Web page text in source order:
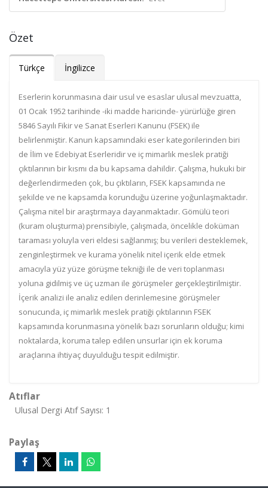
Özet
Türkçe İngilizce
Eserlerin korunmasına dair usul ve esaslar ulusal mevzuatta,
01 Ocak 1952 tarihinde -iki madde haricinde- yürürlüğe giren
5846 Sayılı Fikir ve Sanat Eserleri Kanunu (FSEK) ile
belirlenmiştir. Kanun kapsamındaki eser kategorilerinden biri
de İlim ve Edebiyat Eserleridir ve iç mimarlık meslek pratiği
çıktılarının bir kısmı da bu kapsama dahildir. Çalışma, hukuki bir
değerlendirmeden çok, bu çıktıların, FSEK kapsamında ne
şekilde ve ne kapsamda korunduğu üzerine yoğunlaşmaktadır.
Çalışma nitel bir araştırmaya dayanmaktadır. Gömülü teori
(kuram oluşturma) prensibiyle, çalışmada, öncelikle doküman
taraması yoluyla veri eldesi sağlanmış; bu verileri desteklemek,
zenginleştirmek ve kurama yönelik nitel içerik elde etmek
amacıyla yüz yüze görüşme tekniği ile de veri toplanması
yoluna gidilmiş ve üç uzman ile görüşmeler gerçekleştirilmiştir.
İçerik analizi ile analiz edilen derinlemesine görüşmeler
sonucunda, iç mimarlık meslek pratiği çıktılarının FSEK
kapsamında korunmasına yönelik bazı sorunların olduğu; kimi
noktalarda, koruma talep edilen unsurlar için ek koruma
araçlarına ihtiyaç duyulduğu tespit edilmiştir.
Atıflar
Ulusal Dergi Atıf Sayısı: 1
Paylaş